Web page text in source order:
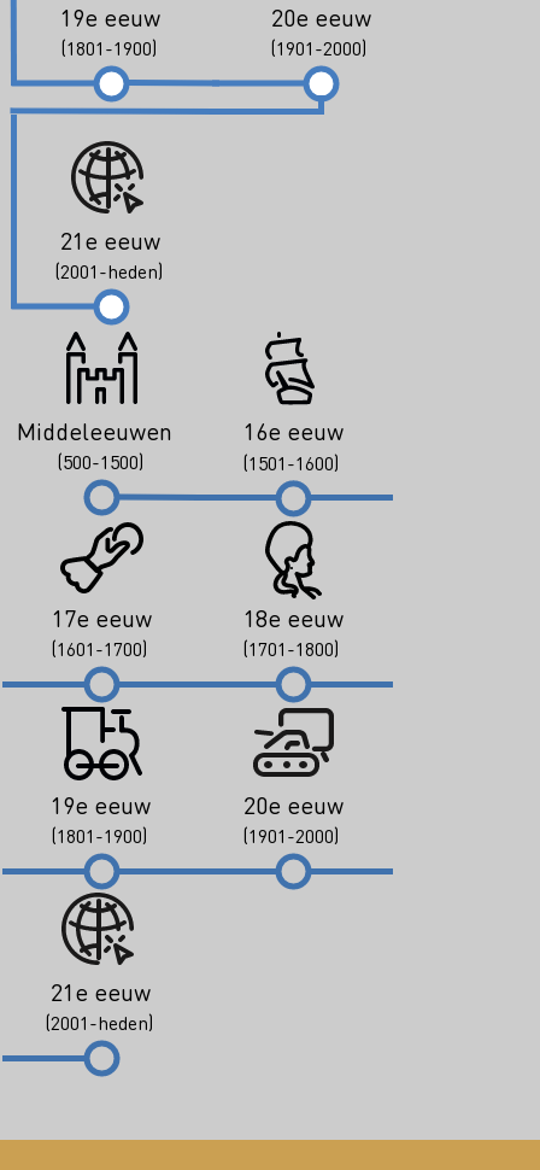
19e eeuw
(1801-1900)
20e eeuw
(1901-2000)
21e eeuw
(2001-heden)
Middeleeuwen
(500-1500)
16e eeuw
(1501-1600)
17e eeuw
(1601-1700)
18e eeuw
(1701-1800)
19e eeuw
(1801-1900)
20e eeuw
(1901-2000)
21e eeuw
(2001-heden)